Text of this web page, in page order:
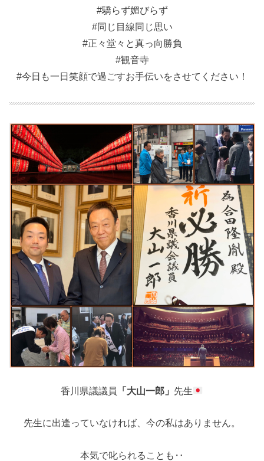
#驕らず媚びらず
#同じ目線同じ思い
#正々堂々と真っ向勝負
#観音寺
#今日も一日笑顔で過ごすお手伝いをさせてください！
香川県議議員 「大山一郎」 先生
先生に出逢っていなければ、今の私はありません。
本気で叱られることも‥